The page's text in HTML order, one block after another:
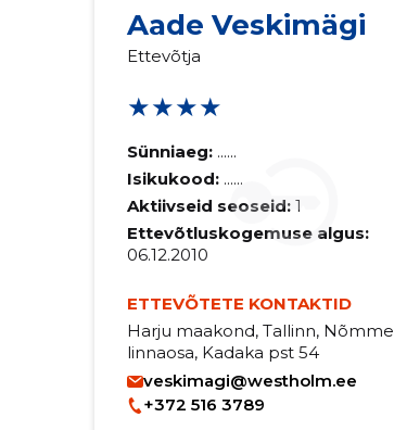
Aade Veskimägi
Ettevõtja
★★★★
Sünniaeg: ......
Isikukood: ......
Aktiivseid seoseid: 1
Ettevõtluskogemuse algus:
06.12.2010
ETTEVÕTETE KONTAKTID
Harju maakond, Tallinn, Nõmme
linnaosa, Kadaka pst 54
veskimagi@westholm.ee
+372 516 3789